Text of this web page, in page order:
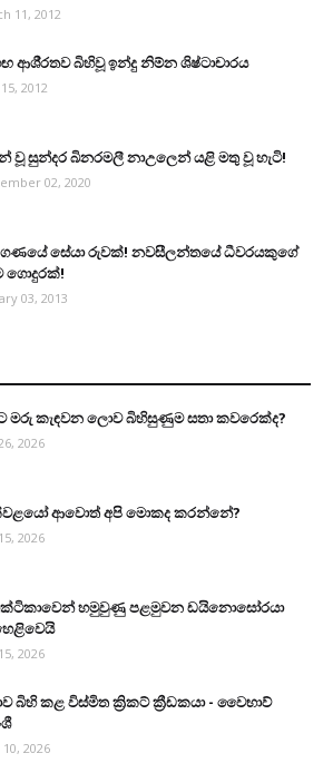
11, 2012
ආශි‍්‍රතව බිහිවූ ඉන්දු නිම්න ශිෂ්ටාචාරය
2012
වූ සුන්දර බිනරමලී නාඋ‍ලෙන් යළි මතු වූ හැටි!
02, 2020
ගණයේ සේයා රුවක්! නවසීලන්තයේ ධීවරයකුගේ
ගොදුරක්!
03, 2013
මරු කැඳවන ලොව බිහිසුණුම සතා කවරෙක්ද?
2026
ආවොත් අපි මොකද කරන්නේ?
2026
හමුවුණු පළමුවන ඩයිනොසෝරයා
2026
බිහි කළ විස්මිත ක්‍රිකට් ක්‍රීඩකයා - වෛභාව්
10, 2026